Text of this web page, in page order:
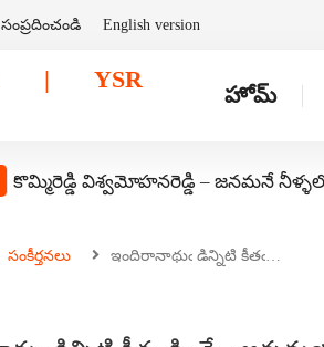
సంప్రదించండి English version
హోమ్
కొమ్మిరెడ్డి విశ్వమోహనరెడ్డి – జనమనే
సంకీర్తనలు ఇందిరానాథుఁ డిన్నిటి కీతఁ…